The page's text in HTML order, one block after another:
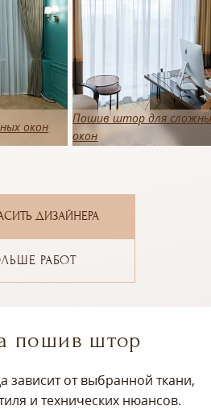
окон
Пошив штор для
окон
ДИЗАЙНЕРА
РАБОТ
пошив штор
зависит от выбранной ткани,
и технических нюансов.